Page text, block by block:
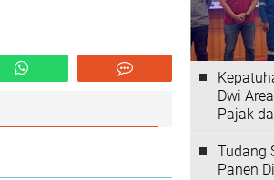
Dwi
Pajak
Tudang
Panen